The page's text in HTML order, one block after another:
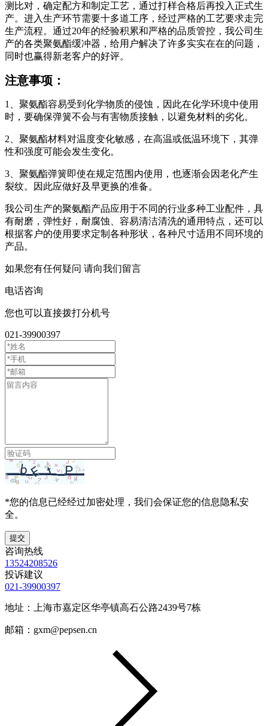
测比对，确定配方和制定工艺，通过打样合格后再投入正式生
产。进入生产环节需要十多道工序，经过严格的工艺要求走完
生产流程。通过20年的经验积累和严格的品质管控，我公司生
产的各类聚氨酯缓冲器，给用户解决了许多实实在在的问题，
同时也赢得新老客户的好评。
注意事项：
1、聚氨酯容易受到化学物质的侵蚀，因此在化学环境中使用
时，要确保弹簧不会与有害物质接触，以避免材料的劣化。
2、聚氨酯材料对温度变化敏感，在高温或低温环境下，其弹
性和强度可能会发生变化。
3、聚氨酯弹簧即使在规定范围内使用，也逐渐会因老化产生
裂纹。因此应做好及早更换的准备‌。
我公司生产的聚氨酯产品应用于不同的行业多种工业配件，具
有耐磨，弹性好，耐腐蚀、容易清洁清洗的通用特点，还可以
根据客户的使用要求定制各种形状，各种尺寸适用不同环境的
产品。
如果您有任何疑问 请向我们留言
电话咨询
您也可以直接拨打分机号
021-39900397
*您的信息已经经过加密处理，我们会保证您的信息隐私安
全。
提交
咨询热线
13524208526
投诉建议
021-39900397
地址：上海市嘉定区华亭镇高石公路2439号7栋
邮箱：gxm@pepsen.cn